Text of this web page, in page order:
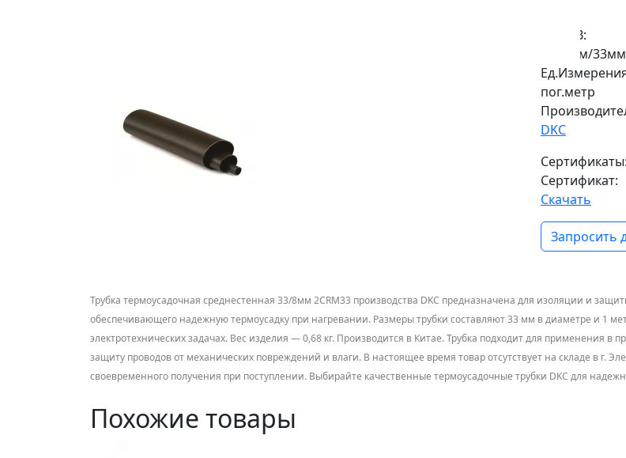
ДxШxВ:
1000мм/
пог.метр
DKC
Сертификаты:
Сертификат:
Скачать
Запросить
Трубка термоусадочная среднестенная 33/8мм 2CRM33 производства DKC предназначена для изоляции и
обеспечивающего надежную термоусадку при нагревании. Размеры трубки составляют 33 мм в диаметре и 1
электротехнических задачах. Вес изделия — 0,68 кг. Производится в Китае. Трубка подходит для применения
защиту проводов от механических повреждений и влаги. В настоящее время товар отсутствует на складе в г.
своевременного получения при поступлении. Выбирайте качественные термоусадочные трубки DKC для
Похожие товары